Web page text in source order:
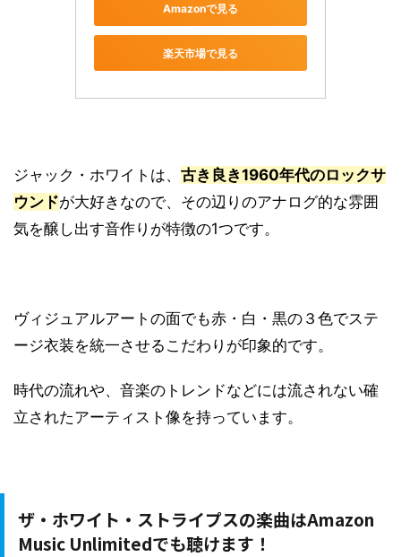
Amazonで見る
楽天市場で見る
ジャック・ホワイトは、 古き良き1960年代のロックサ
ウンドが大好きなので、その辺りのアナログ的な雰囲
気を醸し出す音作りが特徴の1つです。
ヴィジュアルアートの面でも赤・白・黒の３色でステ
ージ衣装を統一させるこだわりが印象的です。
時代の流れや、音楽のトレンドなどには流されない確
立されたアーティスト像を持っています。
ザ・ホワイト・ストライプスの楽曲はAmazon
Music Unlimitedでも聴けます！